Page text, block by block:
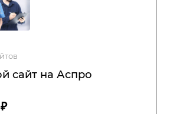
сайт на Аспро